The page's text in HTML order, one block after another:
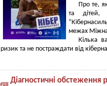
Про те,
та дітей,
межах
Кілька
ризик та не постраждати від
Діагностичні обстеження